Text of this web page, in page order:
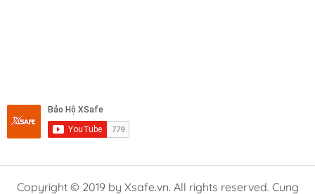
Copyright © 2019 by Xsafe.vn. All rights reserved. Cung